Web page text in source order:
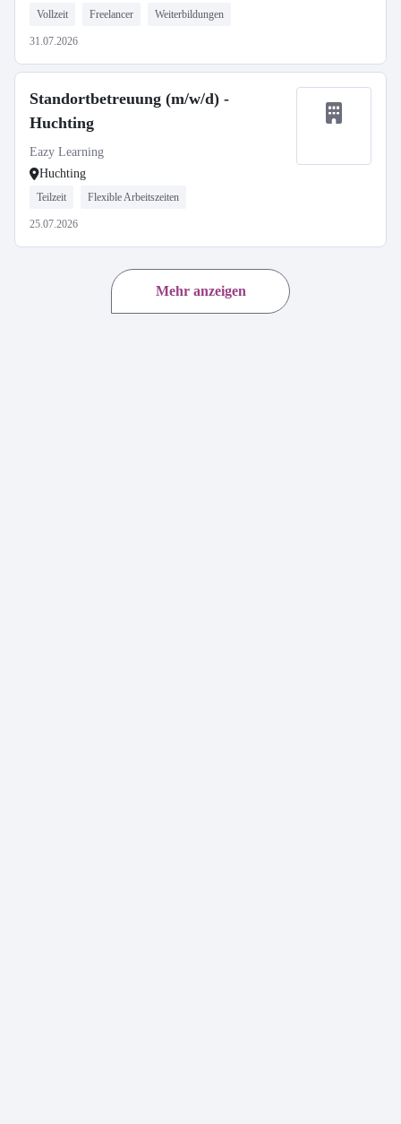
Vollzeit Freelancer Weiterbildungen
31.07.2026
Standortbetreuung (m/w/d) -
Huchting
Eazy Learning
Huchting
Teilzeit Flexible Arbeitszeiten
25.07.2026
Mehr anzeigen